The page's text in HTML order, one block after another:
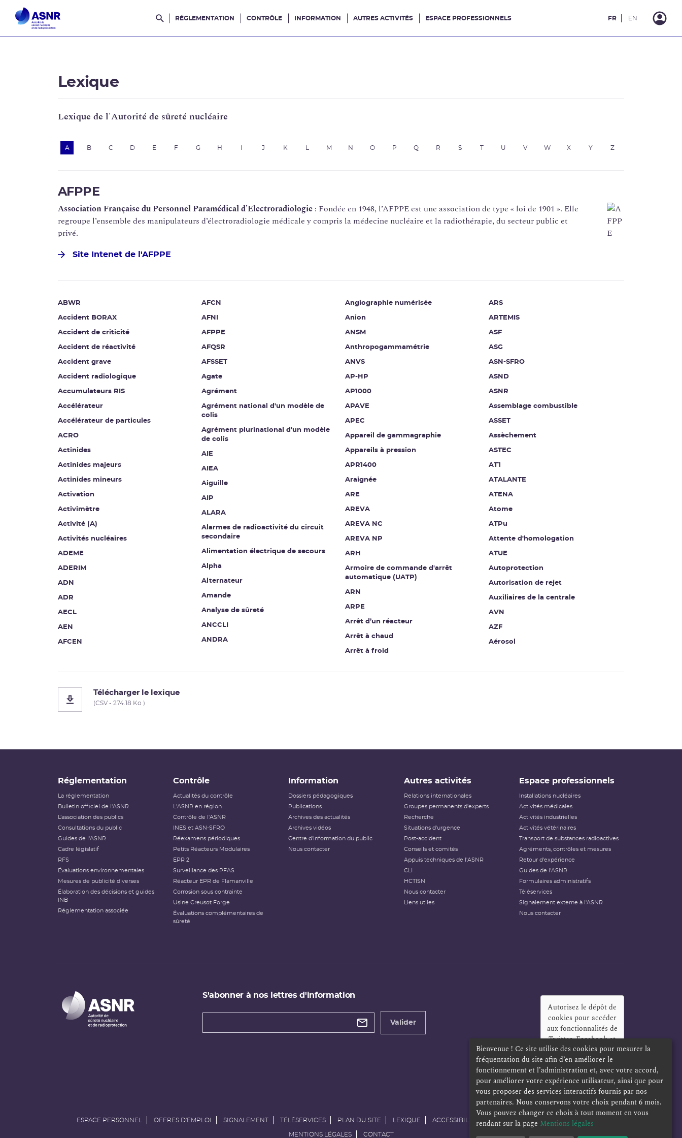
Rechercher dans le site
RÉGLEMENTATION CONTRÔLE INFORMATION AUTRES ACTIVITÉS ESPACE PROFESSIONNELS FR EN
Lexique
Lexique de l'Autorité de sûreté nucléaire
A B C D E F G H J K M N O P Q R S T U V W X Y Z
AFPPE
Association Française du Personnel Paramédical d’Electroradiologie : Fondée en 1948, l’AFPPE est une association de type « loi de 1901 ». Elle
regroupe l’ensemble des manipulateurs d’électroradiologie médicale y compris la médecine nucléaire et la radiothérapie, du secteur public et
privé.
Site Intenet de l'AFPPE
ABWR
Accident BORAX
Accident de criticité
Accident de réactivité
Accident grave
Accident radiologique
Accumulateurs RIS
Accélérateur
Accélérateur de particules
ACRO
Actinides
Actinides majeurs
Actinides mineurs
Activation
Activimètre
Activité (A)
Activités nucléaires
ADEME
ADERIM
ADN
ADR
AECL
AEN
AFCEN
AFCN
AFNI
AFPPE
AFQSR
AFSSET
Agate
Agrément
Agrément national d'un modèle de
colis
Agrément plurinational d'un modèle
de colis
AIE
AIEA
Aiguille
AIP
ALARA
Alarmes de radioactivité du circuit
secondaire
Alimentation électrique de secours
Alpha
Alternateur
Amande
Analyse de sûreté
ANCCLI
ANDRA
Angiographie numérisée
Anion
ANSM
Anthropogammamétrie
ANVS
AP-HP
AP1000
APAVE
APEC
Appareil de gammagraphie
Appareils à pression
APR1400
Araignée
ARE
AREVA
AREVA NC
AREVA NP
ARH
Armoire de commande d'arrêt
automatique (UATP)
ARN
ARPE
Arrêt d’un réacteur
Arrêt à chaud
Arrêt à froid
ARS
ARTEMIS
ASF
ASG
ASN-SFRO
ASND
ASNR
Assemblage combustible
ASSET
Assèchement
ASTEC
AT1
ATALANTE
ATENA
Atome
ATPu
Attente d'homologation
ATUE
Autoprotection
Autorisation de rejet
Auxiliaires de la centrale
AVN
AZF
Aérosol
Télécharger le lexique
(CSV - 274.18 Ko )
Réglementation
La réglementation
Bulletin officiel de l'ASNR
L’association des publics
Consultations du public
Guides de l'ASNR
Cadre législatif
RFS
Évaluations environnementales
Mesures de publicité diverses
Élaboration des décisions et guides
INB
Réglementation associée
Contrôle
Actualités du contrôle
L'ASNR en région
Contrôle de l'ASNR
INES et ASN-SFRO
Réexamens périodiques
Petits Réacteurs Modulaires
EPR 2
Surveillance des PFAS
Réacteur EPR de Flamanville
Corrosion sous contrainte
Usine Creusot Forge
Évaluations complémentaires de
sûreté
Information
Dossiers pédagogiques
Publications
Archives des actualités
Archives vidéos
Centre d'information du public
Nous contacter
Autres activités
Relations internationales
Groupes permanents d'experts
Recherche
Situations d'urgence
Post-accident
Conseils et comités
Appuis techniques de l'ASNR
CLI
HCTISN
Nous contacter
Liens utiles
Espace professionnels
Installations nucléaires
Activités médicales
Activités industrielles
Activités vétérinaires
Transport de substances radioactives
Agréments, contrôles et mesures
Retour d'expérience
Guides de l'ASNR
Formulaires administratifs
Téléservices
Signalement externe à l'ASNR
Nous contacter
S'abonner à nos lettres d'information
Valider
Autorisez le dépôt de
cookies pour accéder
aux fonctionnalités de
Twitter, Facebook et
LinkedIn?
Oui
Toujours
ESPACE PERSONNEL OFFRES D'EMPLOI SIGNALEMENT TÉLÉSERVICES PLAN DU SITE LEXIQUE ACCESSIBILITÉ POLITIQUE DE CONFIDENTIALITÉ
MENTIONS LÉGALES CONTACT
Bienvenue ! Ce site utilise des cookies pour mesurer la
fréquentation du site afin d’en améliorer le
fonctionnement et l’administration et, avec votre accord,
pour améliorer votre expérience utilisateur, ainsi que pour
vous proposer des services interactifs fournis par nos
partenaires. Nous conservons votre choix pendant 6 mois.
Vous pouvez changer ce choix à tout moment en vous
rendant sur la page Mentions légales